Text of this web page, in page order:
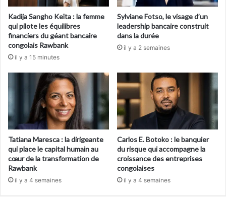
Kadija Sangho Keïta : la femme
qui pilote les équilibres
financiers du géant bancaire
congolais Rawbank
il y a 15 minutes
Sylviane Fotso, le visage d’un
leadership bancaire construit
dans la durée
il y a 2 semaines
Tatiana Maresca : la dirigeante
qui place le capital humain au
cœur de la transformation de
Rawbank
il y a 4 semaines
Carlos E. Botoko : le banquier
du risque qui accompagne la
croissance des entreprises
congolaises
il y a 4 semaines